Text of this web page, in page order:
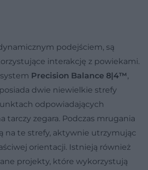
podejściem, są
interakcję z powiekami.
Precision Balance 8|4™,
dwie niewielkie strefy
odpowiadających
tarczy zegara. Podczas mrugania
na te strefy, aktywnie utrzymując
orientacji. Istnieją również
projekty, które wykorzystują